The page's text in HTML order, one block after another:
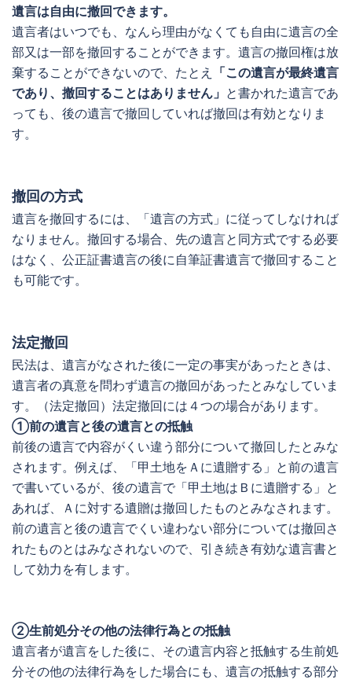
遺言は自由に撤回できます。
遺言者はいつでも、なんら理由がなくても自由に遺言の全
部又は一部を撤回することができます。遺言の撤回権は放
棄することができないので、たとえ
「この遺言が最終遺言
であり、撤回することはありません」 と書かれた遺言であ
っても、後の遺言で撤回していれば撤回は有効となりま
す。
撤回の方式
遺言を撤回するには、「遺言の方式」に従ってしなければ
なりません。撤回する場合、先の遺言と同方式でする必要
はなく、公正証書遺言の後に自筆証書遺言で撤回すること
も可能です。
法定撤回
民法は、遺言がなされた後に一定の事実があったときは、
遺言者の真意を問わず遺言の撤回があったとみなしていま
す。（法定撤回）法定撤回には４つの場合があります。
①前の遺言と後の遺言との抵触
前後の遺言で内容がくい違う部分について撤回したとみな
されます。例えば、「甲土地をＡに遺贈する」と前の遺言
で書いているが、後の遺言で「甲土地はＢに遺贈する」と
あれば、Ａに対する遺贈は撤回したものとみなされます。
前の遺言と後の遺言でくい違わない部分については撤回さ
れたものとはみなされないので、引き続き有効な遺言書と
して効力を有します。
②生前処分その他の法律行為との抵触
遺言者が遺言をした後に、その遺言内容と抵触する生前処
分その他の法律行為をした場合にも、遺言の抵触する部分